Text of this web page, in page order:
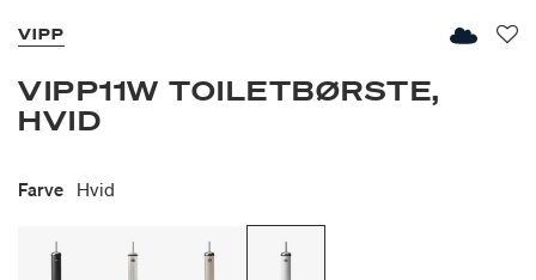
VIPP
VIPP11W TOILETBØRSTE,
HVID
Farve Hvid